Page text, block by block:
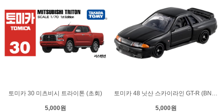
토미카 30 미츠비시 트라이톤 (초회)
5,000원
토미카 48 닛산 스카이라인 GT-R (BNR32)
5,000원